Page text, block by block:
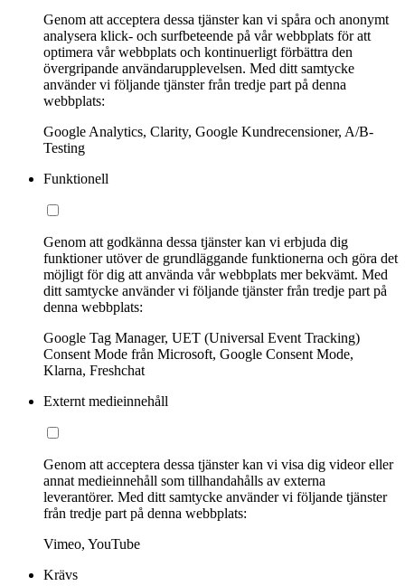
Genom att acceptera dessa tjänster kan vi spåra och anonymt
analysera klick- och surfbeteende på vår webbplats för att
optimera vår webbplats och kontinuerligt förbättra den
övergripande användarupplevelsen. Med ditt samtycke
använder vi följande tjänster från tredje part på denna
webbplats:
Google Analytics, Clarity, Google Kundrecensioner, A/B-
Testing
Funktionell
Genom att godkänna dessa tjänster kan vi erbjuda dig
funktioner utöver de grundläggande funktionerna och göra det
möjligt för dig att använda vår webbplats mer bekvämt. Med
ditt samtycke använder vi följande tjänster från tredje part på
denna webbplats:
Google Tag Manager, UET (Universal Event Tracking)
Consent Mode från Microsoft, Google Consent Mode,
Klarna, Freshchat
Externt medieinnehåll
Genom att acceptera dessa tjänster kan vi visa dig videor eller
annat medieinnehåll som tillhandahålls av externa
leverantörer. Med ditt samtycke använder vi följande tjänster
från tredje part på denna webbplats:
Vimeo, YouTube
Krävs